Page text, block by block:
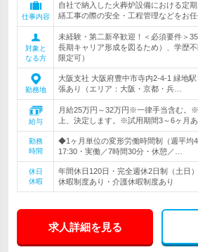
仕事内容
自社で納入した火葬炉設備における定
繕工事の際の安全・工程管理などをお任
対象と
なる方
未経験・第二新卒歓迎！＜必須要件＞
長期キャリア形成を図るため）、学歴
限定可）
勤務地
大阪支社 大阪府豊中市寺内2-4-1 緑地
張あり（エリア：大阪・京都・兵…
給与
月給25万円～32万円※一律手当含む。
上、決定します。※試用期間3～6ヶ月
勤務
時間
◆1ヶ月単位の変形労働時間制（週平均
17:30・実働／7時間30分・休憩／…
休日
休暇
年間休日120日・完全週休2日制（土日
休暇制度あり・介護休暇制度あり
求人詳細を見る